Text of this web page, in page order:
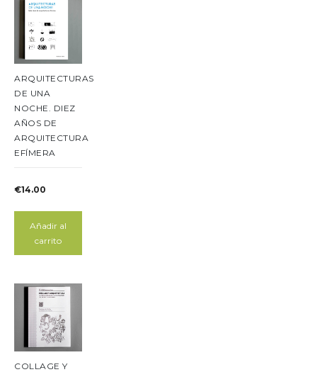
ARQUITECTURAS
DE UNA
NOCHE. DIEZ
AÑOS DE
ARQUITECTURA
EFÍMERA
€14.00
Añadir al
carrito
COLLAGE Y